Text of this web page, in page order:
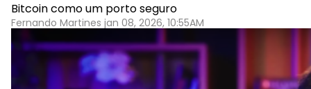
Bitcoin como um porto seguro
Fernando Martines jan 08, 2026, 10:55AM